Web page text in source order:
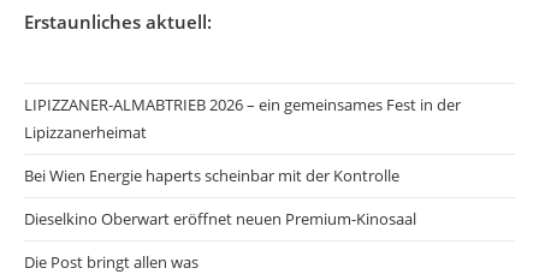
Erstaunliches aktuell:
LIPIZZANER-ALMABTRIEB 2026 – ein gemeinsames Fest in der
Lipizzanerheimat
Bei Wien Energie haperts scheinbar mit der Kontrolle
Dieselkino Oberwart eröffnet neuen Premium-Kinosaal
Die Post bringt allen was